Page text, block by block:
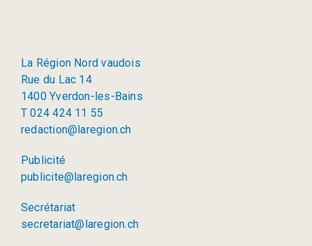
La Région Nord vaudois
Rue du Lac 14
1400 Yverdon-les-Bains
T 024 424 11 55
redaction@laregion.ch
Publicité
publicite@laregion.ch
Secrétariat
secretariat@laregion.ch